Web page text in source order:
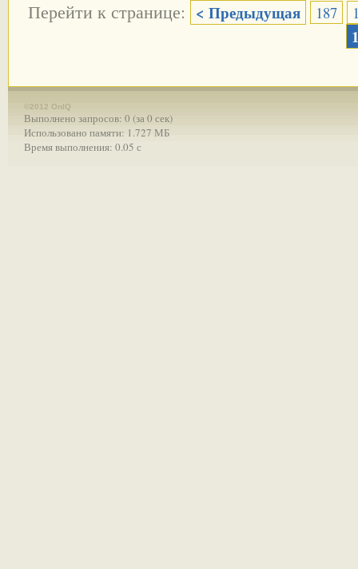
Перейти к странице: < Предыдущая 187
©2012 OnIQ
Выполнено запросов: 0 (за 0 сек)
Использовано памяти: 1.727 МБ
Время выполнения: 0.05 с